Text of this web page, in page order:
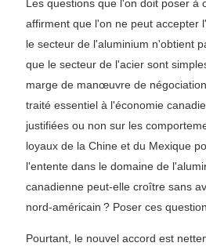
Les questions que l'on doit poser à
affirment que l'on ne peut accepter
le secteur de l'aluminium n'obtient
que le secteur de l'acier sont
marge de manœuvre de
traité essentiel à l'économie
justifiées ou non sur les
loyaux de la Chine et du Mexique
l'entente dans le domaine de
canadienne peut-elle croître sans
nord-américain ? Poser ces
Pourtant, le nouvel accord est